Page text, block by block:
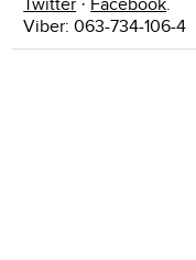
Viber: 063-734-106-4